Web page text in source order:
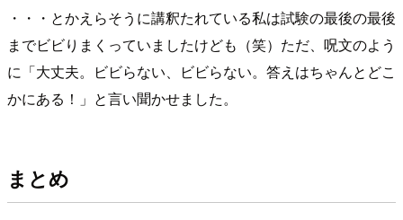
・・・とかえらそうに講釈たれている私は試験の最後の最後
までビビりまくっていましたけども（笑）ただ、呪文のよう
に「大丈夫。ビビらない、ビビらない。答えはちゃんとどこ
かにある！」と言い聞かせました。
まとめ